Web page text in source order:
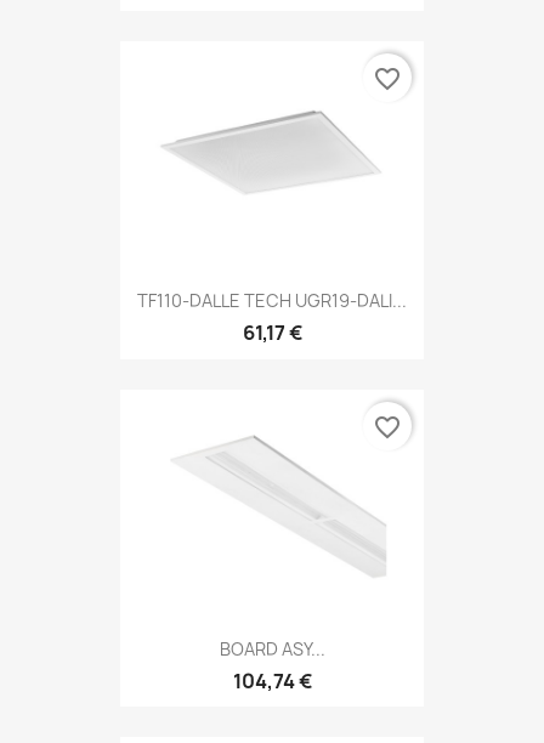
TF110-DALLE TECH UGR19-DALI...
61,17 €
favorite_border
BOARD ASY...
104,74 €
favorite_border